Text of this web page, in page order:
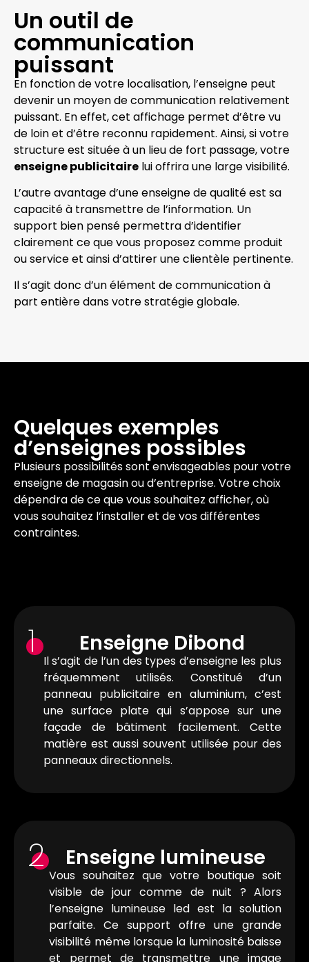
Un outil de
communication
puissant
En fonction de votre localisation, l’enseigne peut
devenir un moyen de communication relativement
puissant. En effet, cet affichage permet d’être vu
de loin et d’être reconnu rapidement. Ainsi, si votre
structure est située à un lieu de fort passage, votre
enseigne publicitaire lui offrira une large visibilité.
L’autre avantage d’une enseigne de qualité est sa
capacité à transmettre de l’information. Un
support bien pensé permettra d’identifier
clairement ce que vous proposez comme produit
ou service et ainsi d’attirer une clientèle pertinente.
Il s’agit donc d’un élément de communication à
part entière dans votre stratégie globale.
Quelques exemples
d’enseignes possibles
Plusieurs possibilités sont envisageables pour votre
enseigne de magasin ou d’entreprise. Votre choix
dépendra de ce que vous souhaitez afficher, où
vous souhaitez l’installer et de vos différentes
contraintes.
1 Enseigne Dibond
Il s’agit de l’un des types d’enseigne les plus
fréquemment utilisés. Constitué d’un
panneau publicitaire en aluminium, c’est
une surface plate qui s’appose sur une
façade de bâtiment facilement. Cette
matière est aussi souvent utilisée pour des
panneaux directionnels.
2 Enseigne lumineuse
Vous souhaitez que votre boutique soit
visible de jour comme de nuit ? Alors
l’enseigne lumineuse led est la solution
parfaite. Ce support offre une grande
visibilité même lorsque la luminosité baisse
et permet de transmettre une image